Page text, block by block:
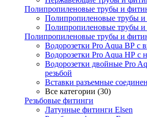
Полипропиленовые трубы и
Полипропиленовые трубы и
Полипропиленовые трубы
Полипропиленовые трубы и
Водорозетки Pro Aqua ВР с
Водорозетки Pro Aqua НР с
Водорозетки двойные Pro
резьбой
Вставки разъемные
Все категории (30)
Резьбовые фитинги
Латунные фитинги Elsen